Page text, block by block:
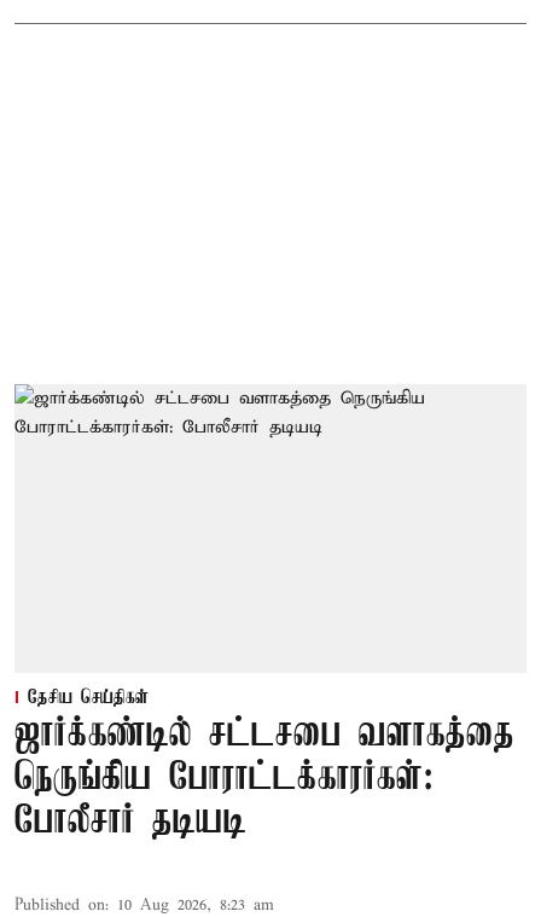
தேசிய செய்திகள்
ஜார்க்கண்டில் சட்டசபை வளாகத்தை
நெருங்கிய போராட்டக்காரர்கள்:
போலீசார் தடியடி
Published on: 10 Aug 2026, 8:23 am